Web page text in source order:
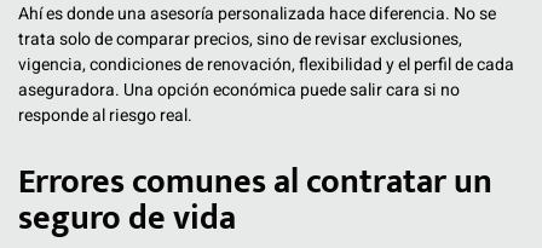
Ahí es donde una asesoría personalizada hace diferencia. No se
trata solo de comparar precios, sino de revisar exclusiones,
vigencia, condiciones de renovación, flexibilidad y el perfil de cada
aseguradora. Una opción económica puede salir cara si no
responde al riesgo real.
Errores comunes al contratar un
seguro de vida